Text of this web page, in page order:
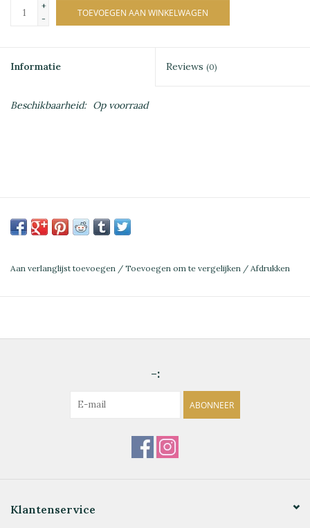
+
-
TOEVOEGEN AAN WINKELWAGEN
Informatie Reviews (0)
Beschikbaarheid: Op voorraad
Aan verlanglijst toevoegen / Toevoegen om te vergelijken / Afdrukken
-:
ABONNEER
Klantenservice